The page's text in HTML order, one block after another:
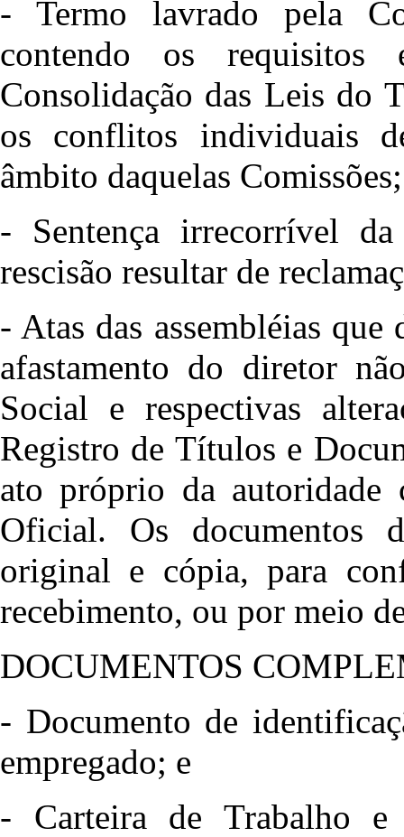
- Termo lavrado pela
contendo os
Consolidação das Leis do
os conflitos individuais
âmbito daquelas
- Sentença irrecorrível
rescisão resultar de
- Atas das assembléias
afastamento do diretor
Social e respectivas
Registro de Títulos e
ato próprio da autoridade
Oficial. Os documentos
original e cópia, para
recebimento, ou por meio
DOCUMENTOS
- Documento de
empregado; e
- Carteira de Trabalho